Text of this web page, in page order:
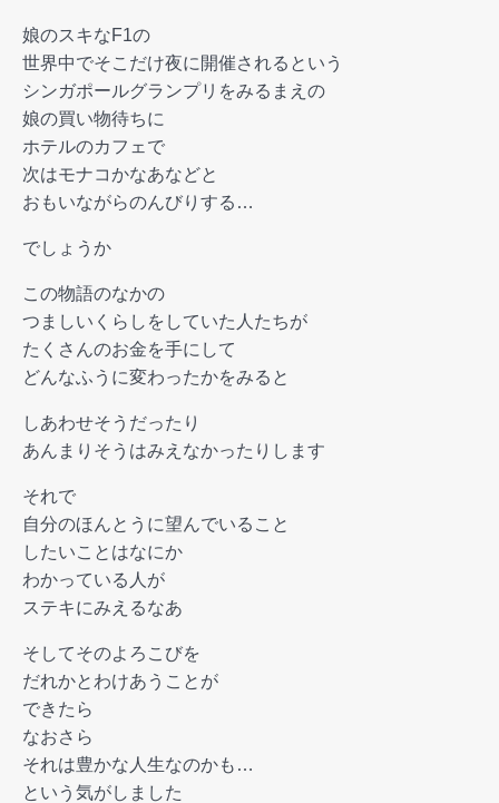
娘のスキなF1の
世界中でそこだけ夜に開催されるという
シンガポールグランプリをみるまえの
娘の買い物待ちに
ホテルのカフェで
次はモナコかなあなどと
おもいながらのんびりする…
でしょうか
この物語のなかの
つましいくらしをしていた人たちが
たくさんのお金を手にして
どんなふうに変わったかをみると
しあわせそうだったり
あんまりそうはみえなかったりします
それで
自分のほんとうに望んでいること
したいことはなにか
わかっている人が
ステキにみえるなあ
そしてそのよろこびを
だれかとわけあうことが
できたら
なおさら
それは豊かな人生なのかも…
という気がしました